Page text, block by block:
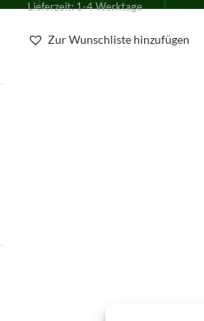
Lieferzeit:1-4 Werktage
Zur Wunschliste hinzufügen